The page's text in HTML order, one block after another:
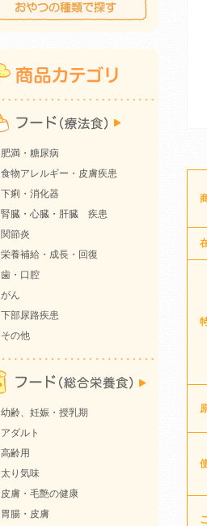
肥満・糖尿病
食物アレルギー・皮膚疾患
下痢・消化器
腎臓・心臓・肝臓 疾患
関節炎
栄養補給・成長・回復
歯・口腔
がん
下部尿路疾患
その他
幼齢、妊娠・授乳期
アダルト
高齢用
太り気味
皮膚・毛艶の健康
胃腸・皮膚